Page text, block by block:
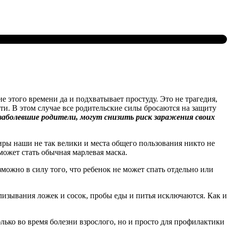
времени да и подхватывает простуду. Это не трагедия,
В этом случае все родительские силы бросаются на защиту
родители, могут снизить риск заражения своих
наши не так велики и места общего пользования никто не
стать обычная марлевая маска.
в силу того, что ребенок не может спать отдельно или
ложек и сосок, пробы еды и питья исключаются. Как и
во время болезни взрослого, но и просто для профилактики